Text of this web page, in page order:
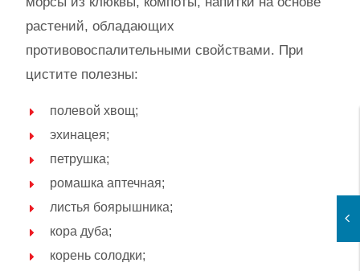
растений, обладающих
противовоспалительными свойствами. При
цистите полезны:
полевой хвощ;
эхинацея;
петрушка;
ромашка аптечная;
листья боярышника;
кора дуба;
корень солодки;